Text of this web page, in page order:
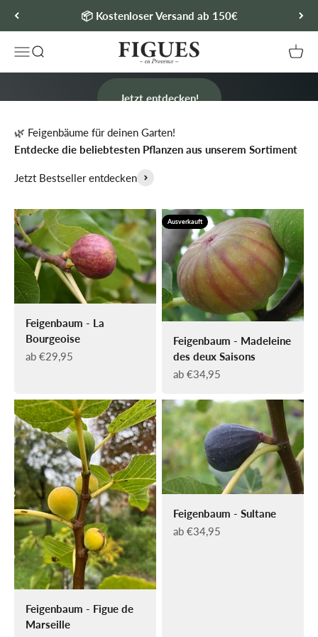
Zum Inhalt springen
📦 Kostenloser Versand ab 150€
MenüSuche FIGUES.DE
Sortenecht aus der eigenen Baumschule
Feigenpflanzen und Granatapfelbäume
Jetzt entdecken!
🌿 Feigenbäume für deinen Garten!
Entdecke die beliebtesten Pflanzen aus unserem Sortiment
Jetzt Bestseller entdecken
Feigenbaum - La
Bourgeoise
Angebot
ab €29,95
Ausverkauft
Feigenbaum - Madeleine
des deux Saisons
Angebot
ab €34,95
Feigenbaum - Figue de
Marseille
Feigenbaum - Sultane
Angebot
ab €34,95